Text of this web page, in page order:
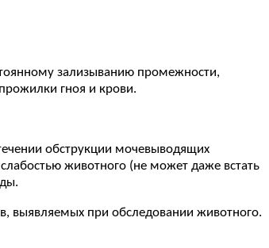
зализыванию промежности,
гноя и крови.
обструкции мочевыводящих
животного (не может даже встать
выявляемых при обследовании животного.